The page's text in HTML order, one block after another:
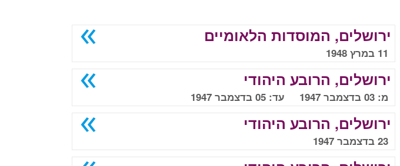
ירושלים, המוסדות הלאומיים
11 במרץ 1948
ירושלים, הרובע היהודי
מ: 03 בדצמבר 1947 עד: 05 בדצמבר 1947
ירושלים, הרובע היהודי
23 בדצמבר 1947